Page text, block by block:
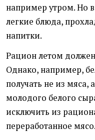
например утром. Но
легкие блюда,
напитки.
Рацион летом
Однако, например,
получать не из мяса,
молодого белого
исключить из
переработанное мясо.